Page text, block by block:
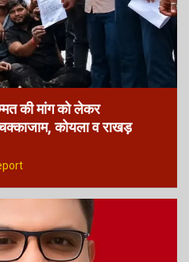
की मांग को लेकर
कोयला व राखड़